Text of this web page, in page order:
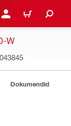
SISSE VÕI
OSTUKORV
W
Dokumendid